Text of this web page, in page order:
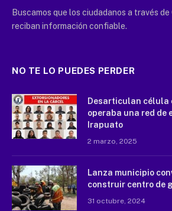
Buscamos que los ciudadanos a través
reciban información confiable.
NO TE LO PUEDES PERDER
Desarticulan célula
operaba una red de
Irapuato
2 marzo, 2025
Lanza municipio
construir centro de
31 octubre, 2024